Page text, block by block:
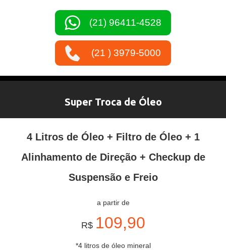
(21) 96411-4528
(21 ) 3979-5000
Super Troca de Óleo
4 Litros de Óleo + Filtro de Óleo + 1
Alinhamento de Direção + Checkup de
Suspensão e Freio
a partir de
R$ 109,90
*4 litros de óleo mineral